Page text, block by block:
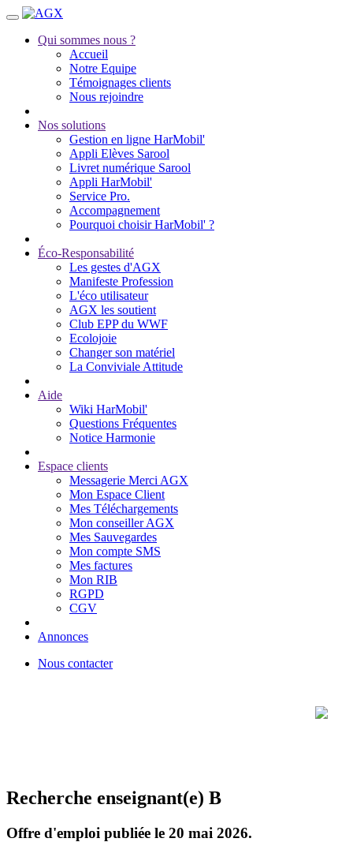
Qui sommes nous ?
Accueil
Notre Equipe
Témoignages clients
Nous rejoindre
Nos solutions
Gestion en ligne HarMobil'
Appli Elèves Sarool
Livret numérique Sarool
Appli HarMobil'
Service Pro.
Accompagnement
Pourquoi choisir HarMobil' ?
Éco-Responsabilité
Les gestes d'AGX
Manifeste Profession
L'éco utilisateur
AGX les soutient
Club EPP du WWF
Ecolojoie
Changer son matériel
La Conviviale Attitude
Aide
Wiki HarMobil'
Questions Fréquentes
Notice Harmonie
Espace clients
Messagerie Merci AGX
Mon Espace Client
Mes Téléchargements
Mon conseiller AGX
Mes Sauvegardes
Mon compte SMS
Mes factures
Mon RIB
RGPD
CGV
Annonces
Nous contacter
Recherche enseignant(e) B
Offre d'emploi publiée le 20 mai 2026.